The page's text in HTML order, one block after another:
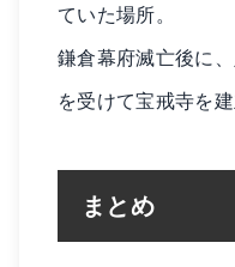
ていた場所。
鎌倉幕府滅亡後に
を受けて宝戒寺を建
まとめ